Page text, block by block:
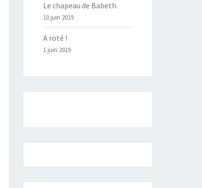
Le chapeau de Babeth.
10 juin 2019
A roté !
1 juin 2019